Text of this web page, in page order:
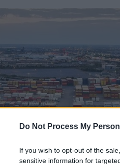
Do Not Process My
If you wish to opt-out of the
sensitive information for